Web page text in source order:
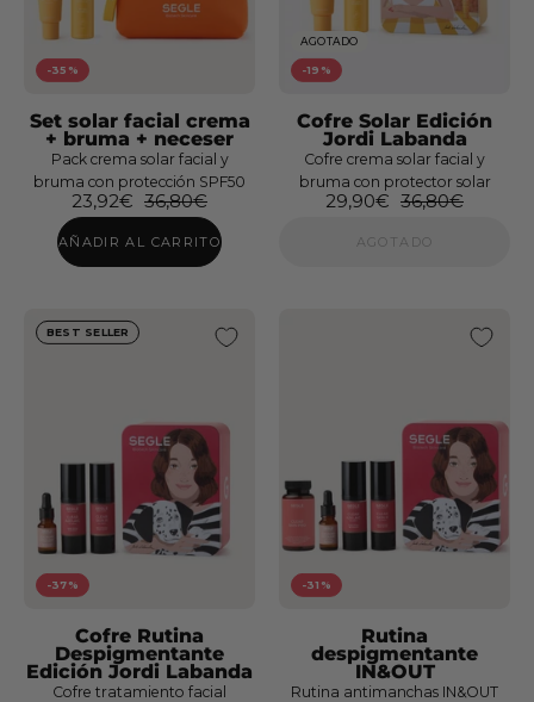
-35%
Set solar facial crema
+ bruma + neceser
Pack crema solar facial y
bruma con protección SPF50
23,92€ 36,80€
AÑADIR AL CARRITO
AGOTADO
-19%
Cofre Solar Edición
Jordi Labanda
Cofre crema solar facial y
bruma con protector solar
29,90€ 36,80€
AGOTADO
-37%
BEST SELLER
Cofre Rutina
Despigmentante
Edición Jordi Labanda
Cofre tratamiento facial
-31%
Rutina
despigmentante
IN&OUT
Rutina antimanchas IN&OUT